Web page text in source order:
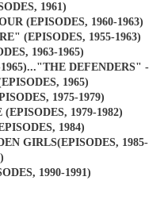
1961)
(EPISODES, 1960-1963)
(EPISODES, 1955-1963)
1963-1965)
DEFENDERS" -
1965)
1975-1979)
1979-1982)
1984)
GIRLS(EPISODES, 1985-
1990-1991)